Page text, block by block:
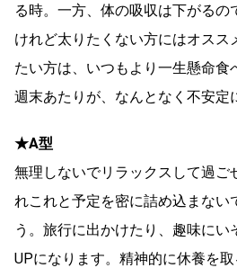
る時。一方、体の吸収は下がるの
けれど太りたくない方にはオスス
たい方は、いつもより一生懸命食
週末あたりが、なんとなく不安定
★A型
無理しないでリラックスして過ご
れこれと予定を密に詰め込まない
う。旅行に出かけたり、趣味に
UPになります。精神的に休養を